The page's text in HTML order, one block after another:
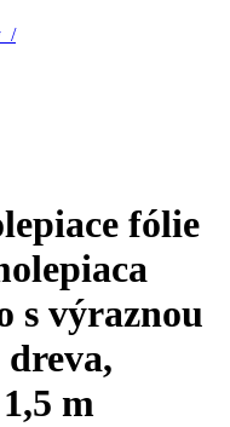
/
fólie
s výraznou
m